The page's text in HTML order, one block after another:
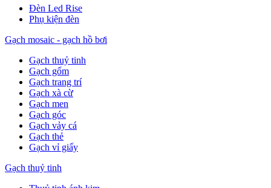
Đèn Led Rise
Phụ kiện đèn
Gạch mosaic - gạch hồ bơi
Gạch thuỷ tinh
Gạch gốm
Gạch trang trí
Gạch xà cừ
Gạch men
Gạch góc
Gạch vảy cá
Gạch thẻ
Gạch vỉ giấy
Gạch thuỷ tinh